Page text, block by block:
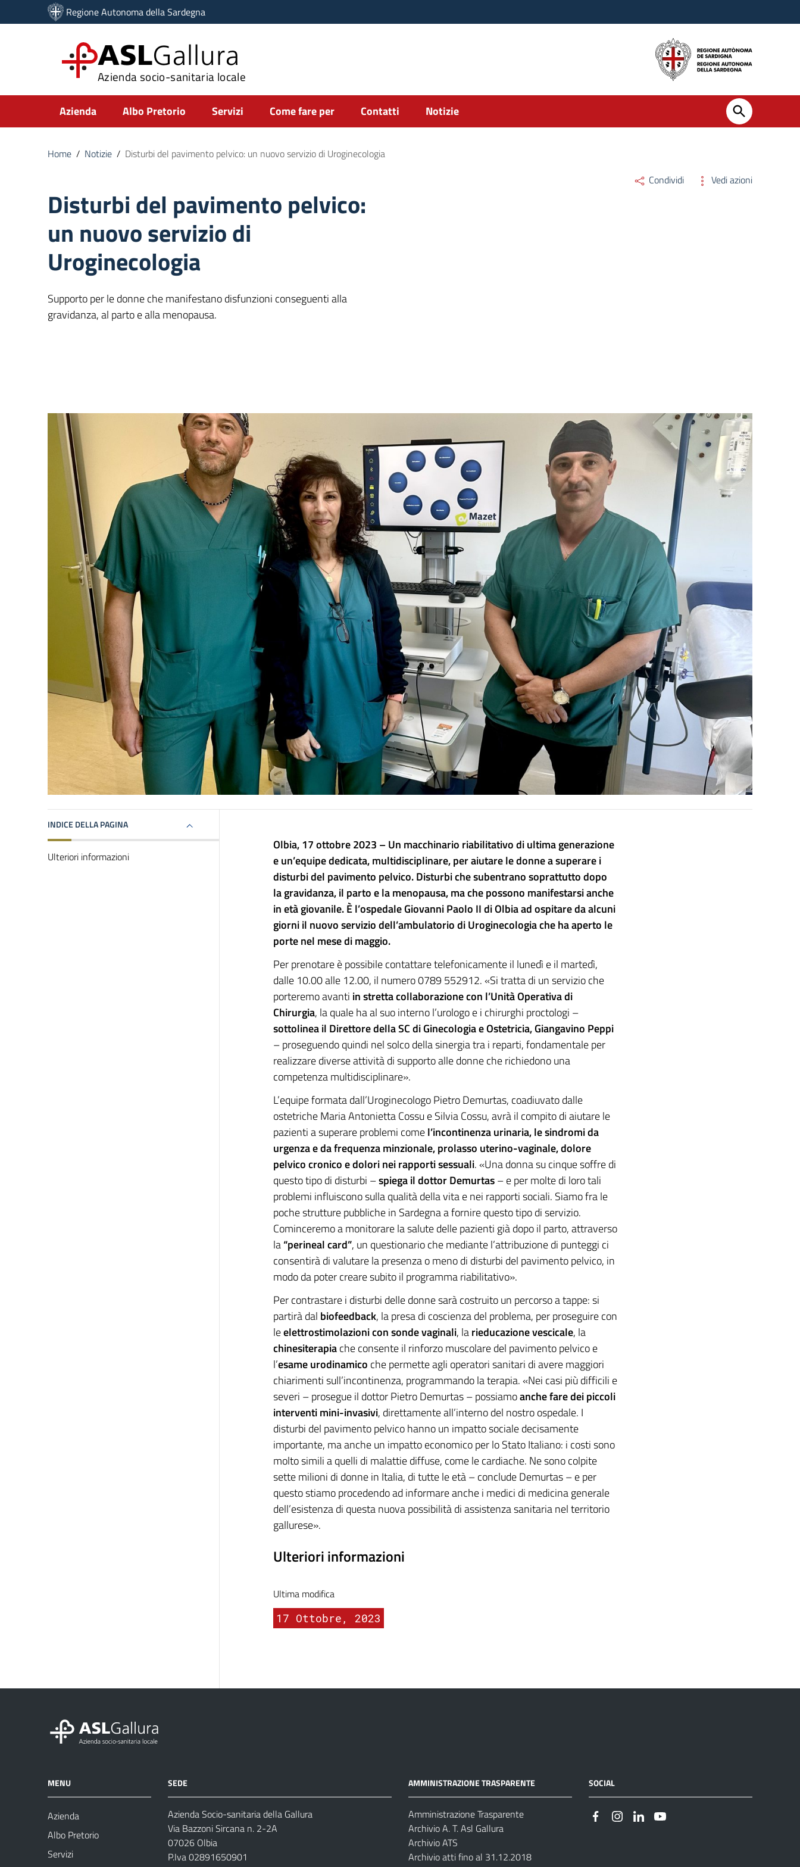
Vai ai contenuti
Vai al menu di navigazione
Regione Autonoma della Sardegna
ASLGallura
Azienda socio-sanitaria locale
Submenu
Azienda Albo Pretorio Servizi Come fare per Contatti Notizie
Home / Notizie / Disturbi del pavimento pelvico: un nuovo servizio di Uroginecologia
Disturbi del pavimento pelvico:
un nuovo servizio di
Uroginecologia
Supporto per le donne che manifestano disfunzioni conseguenti alla
gravidanza, al parto e alla menopausa.
Condividi Vedi azioni
INDICE DELLA PAGINA
Ulteriori informazioni
Olbia, 17 ottobre 2023 –Un macchinario riabilitativo di ultima generazione
e un’equipe dedicata, multidisciplinare, per aiutare le donne a superare i
disturbi del pavimento pelvico. Disturbi che subentrano soprattutto dopo
la gravidanza, il parto e la menopausa, ma che possono manifestarsi anche
in età giovanile. È l’ospedale Giovanni Paolo II di Olbia ad ospitare da alcuni
giorni il nuovo servizio dell’ambulatorio di Uroginecologia che ha aperto le
porte nel mese di maggio.
Per prenotare è possibile contattare telefonicamente il lunedì e il martedì,
dalle 10.00 alle 12.00, il numero 0789 552912. «Si tratta di un servizio che
porteremo avanti in stretta collaborazione con l’Unità Operativa di
Chirurgia, la quale ha al suo interno l’urologo e i chirurghi proctologi –
sottolinea il Direttore della SC di Ginecologia e Ostetricia, Giangavino Peppi
– proseguendo quindi nel solco della sinergia tra i reparti, fondamentale per
realizzare diverse attività di supporto alle donne che richiedono una
competenza multidisciplinare».
L’equipe formata dall’Uroginecologo Pietro Demurtas, coadiuvato dalle
ostetriche Maria Antonietta Cossu e Silvia Cossu, avrà il compito di aiutare le
pazienti a superare problemi comel’incontinenza urinaria, le sindromi da
urgenza e da frequenza minzionale, prolasso uterino-vaginale, dolore
pelvico cronico e dolori nei rapporti sessuali. «Una donna su cinque soffre di
questo tipo di disturbi –spiega il dottor Demurtas– e per molte di loro tali
problemi influiscono sulla qualità della vita e nei rapporti sociali. Siamo fra le
poche strutture pubbliche in Sardegna a fornire questo tipo di servizio.
Cominceremo a monitorare la salute delle pazienti già dopo il parto, attraverso
la“perineal card”, un questionario che mediante l’attribuzione di punteggi ci
consentirà di valutare la presenza o meno di disturbi del pavimento pelvico, in
modo da poter creare subito il programma riabilitativo».
Per contrastare i disturbi delle donne sarà costruito un percorso a tappe: si
partirà dal biofeedback, la presa di coscienza del problema, per proseguire con
leelettrostimolazioni con sonde vaginali, larieducazione vescicale, la
chinesiterapiache consente il rinforzo muscolare del pavimento pelvico e
l’esame urodinamico che permette agli operatori sanitari di avere maggiori
chiarimenti sull’incontinenza, programmando la terapia. «Nei casi più difficili e
severi – prosegue il dottor Pietro Demurtas – possiamoanche fare dei piccoli
interventi mini-invasivi, direttamente all’interno del nostro ospedale. I
disturbi del pavimento pelvico hanno un impatto sociale decisamente
importante, ma anche un impatto economico per lo Stato Italiano: i costi sono
molto simili a quelli di malattie diffuse, come le cardiache. Ne sono colpite
sette milioni di donne in Italia, di tutte le età – conclude Demurtas – e per
questo stiamo procedendo ad informare anche i medici di medicina generale
dell’esistenza di questa nuova possibilità di assistenza sanitaria nel territorio
gallurese».
Ulteriori informazioni
Ultima modifica
17 Ottobre, 2023
MENU
Azienda
Albo Pretorio
Servizi
SEDE
Azienda Socio-sanitaria della Gallura
Via Bazzoni Sircana n. 2-2A
07026 Olbia
P.Iva 02891650901
AMMINISTRAZIONE TRASPARENTE
Amministrazione Trasparente
Archivio A. T. Asl Gallura
Archivio ATS
Archivio atti fino al 31.12.2018
SOCIAL